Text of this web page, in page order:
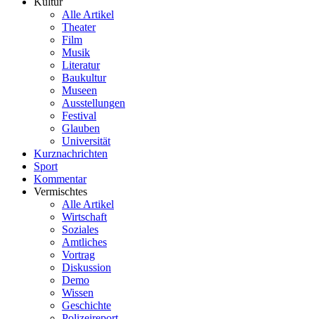
Alle Artikel
Theater
Film
Musik
Literatur
Baukultur
Museen
Ausstellungen
Festival
Glauben
Universität
Kurznachrichten
Sport
Kommentar
Vermischtes
Alle Artikel
Wirtschaft
Soziales
Amtliches
Vortrag
Diskussion
Demo
Wissen
Geschichte